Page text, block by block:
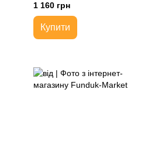
1 160 грн
Купити